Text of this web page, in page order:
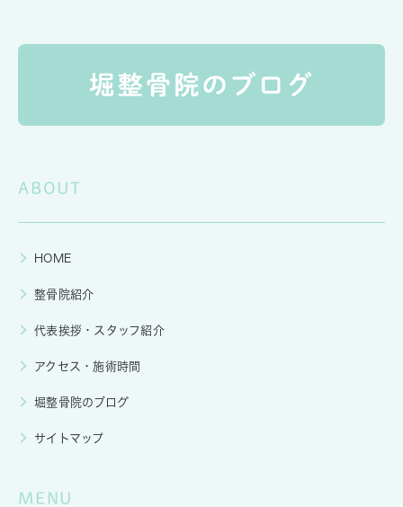
ABOUT
HOME
整骨院紹介
代表挨拶・スタッフ紹介
アクセス・施術時間
堀整骨院のブログ
サイトマップ
MENU